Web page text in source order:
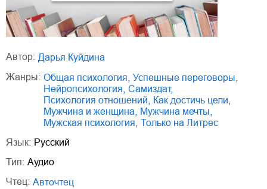
Автор:
Дарья Куйдина
Жанры:
общая психология успешные переговоры
нейропсихология
Самиздат,
психология отношений
как достичь цели
мужчина и женщина
мужчина мечты
мужская психология
только на Литрес
Язык: Русский
Тип: Аудио
Чтец:
Авточтец